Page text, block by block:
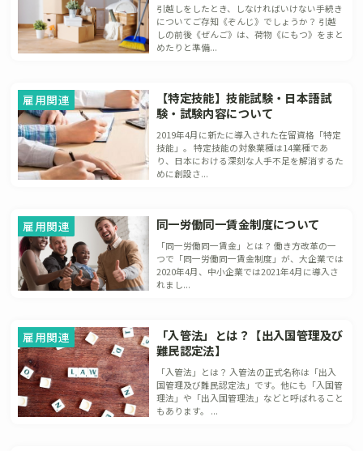
引越しをしたとき、しなければいけない手続き
についてご存知《ぞんじ》でしょうか？ 引越
しの前後《ぜんご》は、荷物《にもつ》をまと
めたりと準備...
雇用関連
【特定技能】技能試験・日本語試
験・試験内容について
2019年4月に新たに導入された在留資格「特定
技能」。 特定技能の対象業種は14業種であ
り、日本における深刻な人手不足を解消するた
めに創設さ...
雇用関連 同一労働同一賃金制度について
「同一労働同一賃金」とは？ 働き方改革の一
つで「同一労働同一賃金制度」が、大企業では
2020年4月、中小企業では2021年4月に導入さ
れまし...
雇用関連
「入管法」とは？【出入国管理及び
難民認定法】
「入管法」とは？ 入管法の正式名称は「出入
国管理及び難民認定法」です。他にも「入国管
理法」や「出入国管理法」などと呼ばれること
もあります。 ...